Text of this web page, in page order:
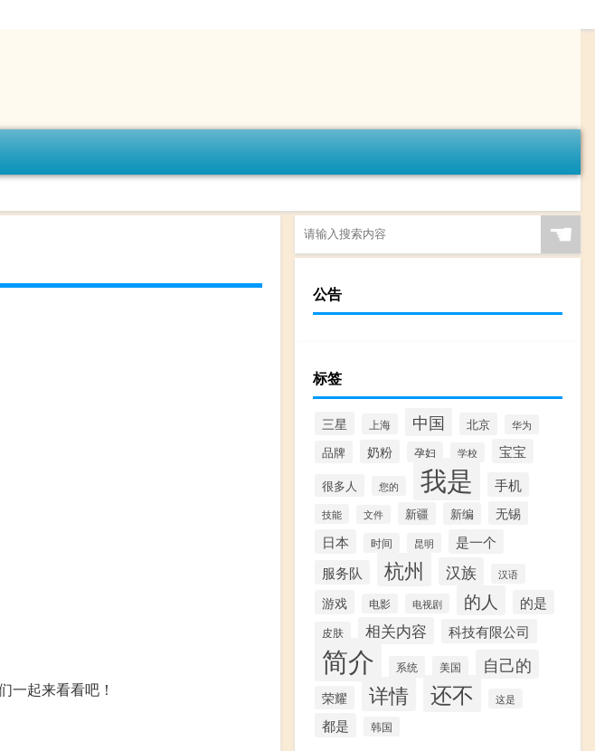
一起来看看吧！
☚
公告
标签
三星 上海 中国 北京 华为
品牌 奶粉 孕妇 学校 宝宝
很多人 您的 我是 手机
技能 文件 新疆 新编 无锡
日本 时间 昆明
是一个
服务队
杭州 汉族 汉语
游戏 电影 电视剧 的人 的是
皮肤 相关内容 科技有限公司
简介 系统 美国 自己的
荣耀 详情 还不 这是
都是 韩国